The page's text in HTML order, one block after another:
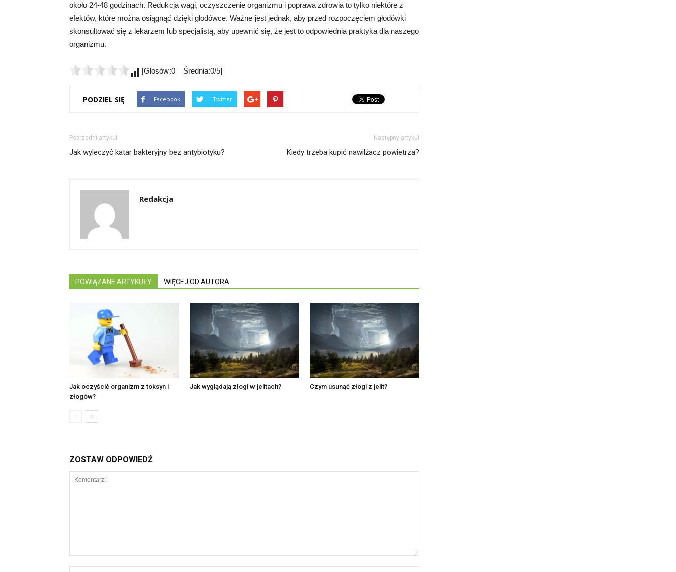
około 24-48 godzinach. Redukcja wagi, oczyszczenie organizmu i poprawa zdrowia to tylko niektóre z
efektów, które można osiągnąć dzięki głodówce. Ważne jest jednak, aby przed rozpoczęciem głodówki
skonsultować się z lekarzem lub specjalistą, aby upewnić się, że jest to odpowiednia praktyka dla naszego
organizmu.
[Głosów:0 Średnia:0/5]
PODZIEL SIĘ Facebook Twitter
Poprzedni artykuł
Jak wyleczyć katar bakteryjny bez antybiotyku?
Następny artykuł
Kiedy trzeba kupić nawilżacz powietrza?
Redakcja
POWIĄZANE ARTYKUŁY WIĘCEJ OD AUTORA
Jak oczyścić organizm z toksyn i
złogów?
Jak wyglądają złogi w jelitach? Czym usunąć złogi z jelit?
ZOSTAW ODPOWIEDŹ